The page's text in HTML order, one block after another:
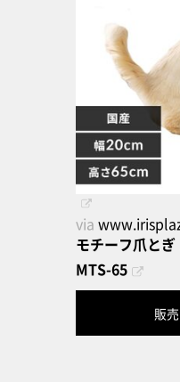
via
モチーフ爪と
MTS-65
販